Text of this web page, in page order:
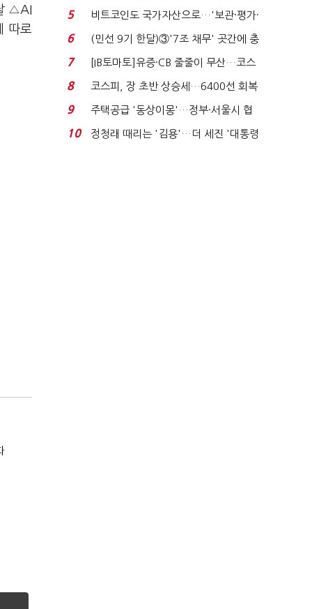
△AI
따로
비 0.2% 감소...
5
비트코인도 국가자산으로…'보관·평가·
처분' 기준은 ...
6
(민선 9기 한달)③'7조 채무' 곳간에 충
격…추미애, 20년...
7
[IB토마토]유증·CB 줄줄이 무산…코스
닥 벌점 급증에 ...
8
코스피, 장 초반 상승세…6400선 회복
시도
9
주택공급 '동상이몽'…정부·서울시 협
력 없으면 '공수표'...
10
정청래 때리는 '김용'…더 세진 '대통령